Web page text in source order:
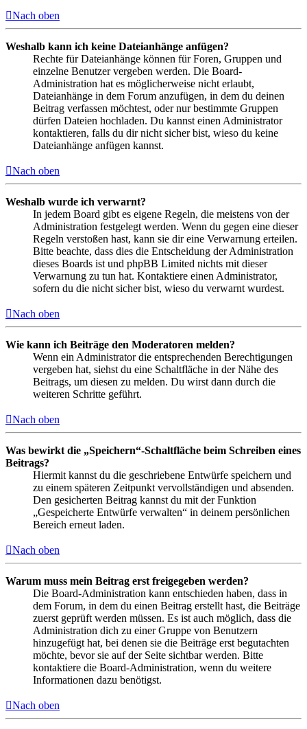
Nach oben
Weshalb kann ich keine Dateianhänge anfügen?
Rechte für Dateianhänge können für Foren, Gruppen und
einzelne Benutzer vergeben werden. Die Board-
Administration hat es möglicherweise nicht erlaubt,
Dateianhänge in dem Forum anzufügen, in dem du deinen
Beitrag verfassen möchtest, oder nur bestimmte Gruppen
dürfen Dateien hochladen. Du kannst einen Administrator
kontaktieren, falls du dir nicht sicher bist, wieso du keine
Dateianhänge anfügen kannst.
Nach oben
Weshalb wurde ich verwarnt?
In jedem Board gibt es eigene Regeln, die meistens von der
Administration festgelegt werden. Wenn du gegen eine dieser
Regeln verstoßen hast, kann sie dir eine Verwarnung erteilen.
Bitte beachte, dass dies die Entscheidung der Administration
dieses Boards ist und phpBB Limited nichts mit dieser
Verwarnung zu tun hat. Kontaktiere einen Administrator,
sofern du die nicht sicher bist, wieso du verwarnt wurdest.
Nach oben
Wie kann ich Beiträge den Moderatoren melden?
Wenn ein Administrator die entsprechenden Berechtigungen
vergeben hat, siehst du eine Schaltfläche in der Nähe des
Beitrags, um diesen zu melden. Du wirst dann durch die
weiteren Schritte geführt.
Nach oben
Was bewirkt die „Speichern“-Schaltfläche beim Schreiben eines
Beitrags?
Hiermit kannst du die geschriebene Entwürfe speichern und
zu einem späteren Zeitpunkt vervollständigen und absenden.
Den gesicherten Beitrag kannst du mit der Funktion
„Gespeicherte Entwürfe verwalten“ in deinem persönlichen
Bereich erneut laden.
Nach oben
Warum muss mein Beitrag erst freigegeben werden?
Die Board-Administration kann entschieden haben, dass in
dem Forum, in dem du einen Beitrag erstellt hast, die Beiträge
zuerst geprüft werden müssen. Es ist auch möglich, dass die
Administration dich zu einer Gruppe von Benutzern
hinzugefügt hat, bei denen sie die Beiträge erst begutachten
möchte, bevor sie auf der Seite sichtbar werden. Bitte
kontaktiere die Board-Administration, wenn du weitere
Informationen dazu benötigst.
Nach oben